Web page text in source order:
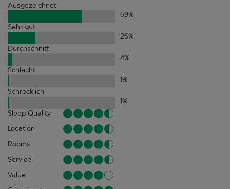
Ausgezeichnet
69%
Sehr gut
26%
Durchschnitt
4%
Schlecht
1%
Schrecklich
1%
Sleep Quality
Location
Rooms
Service
Value